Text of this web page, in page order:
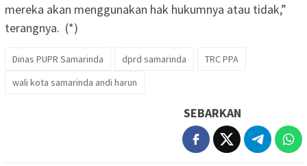
mereka akan menggunakan hak hukumnya atau tidak,”
terangnya. (*)
Dinas PUPR Samarinda dprd samarinda
TRC PPA
wali kota samarinda andi harun
SEBARKAN